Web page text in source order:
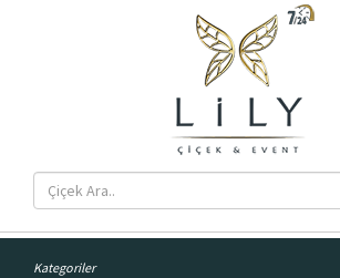
Kategoriler